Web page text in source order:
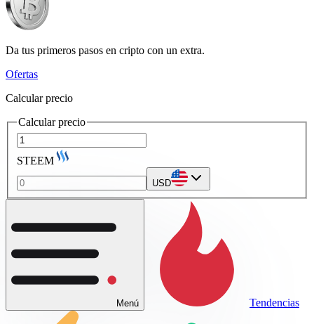
Da tus primeros pasos en cripto con un extra.
Ofertas
Calcular precio
Calcular precio
STEEM
USD
Menú Tendencias